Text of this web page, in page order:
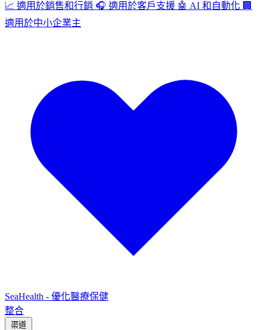
📈 適用於銷售和行銷 🎧 適用於客戶支援 🤖 AI 和自動化 🏢
適用於中小企業主
SeaHealth - 優化醫療保健
整合
渠道